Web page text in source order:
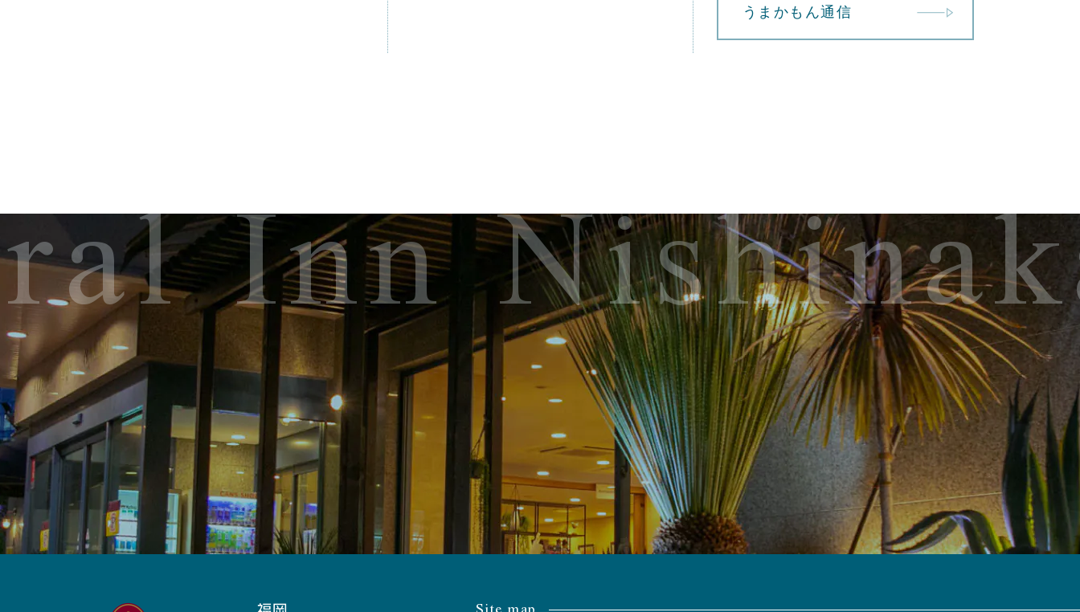
うまかもん通信
Inn